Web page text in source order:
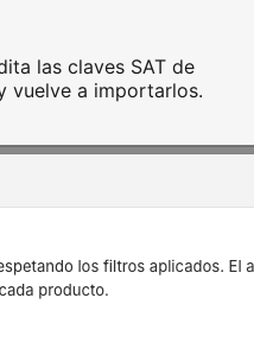
las claves SAT de
vuelve a importarlos.